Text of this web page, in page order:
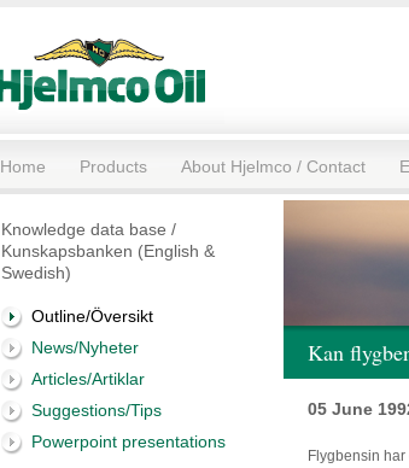
Home Products About Hjelmco / Contact
Knowledge data base /
Kunskapsbanken (English &
Swedish)
Outline/Översikt
News/Nyheter
Articles/Artiklar
Suggestions/Tips
Powerpoint presentations
Kan
05 June
Flygbensin